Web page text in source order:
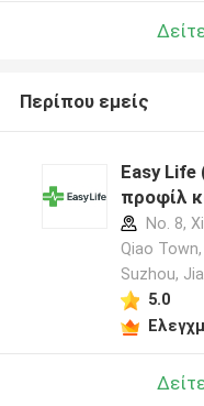
Περίπου εμείς
Easy Life
προφίλ
No. 8,
Qiao
Suzhou,
5.0